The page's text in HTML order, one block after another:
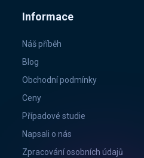
Informace
Náš příběh
Blog
Obchodní podmínky
Ceny
Případové studie
Napsali o nás
Zpracování osobních údajů